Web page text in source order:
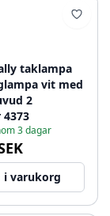
taklampa
vit med
2
3 dagar
i varukorg